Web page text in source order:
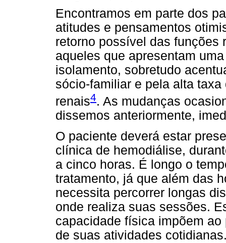
Encontramos em parte dos
atitudes e pensamentos
retorno possível das funções
aqueles que apresentam
isolamento, sobretudo
sócio-familiar e pela alta
renais4. As mudanças
dissemos anteriormente,
O paciente deverá estar
clínica de hemodiálise,
a cinco horas. É longo o
tratamento, já que além das
necessita percorrer longas
onde realiza suas sessões.
capacidade física impõem
de suas atividades